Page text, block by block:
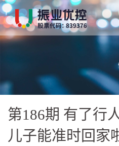
跳
转
到
内
第186期 有了行
儿子能准时回家